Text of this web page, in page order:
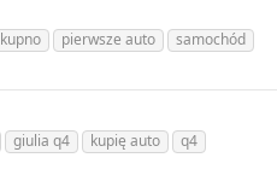
kupno pierwsze auto
samochód
giulia q4 kupię auto
q4